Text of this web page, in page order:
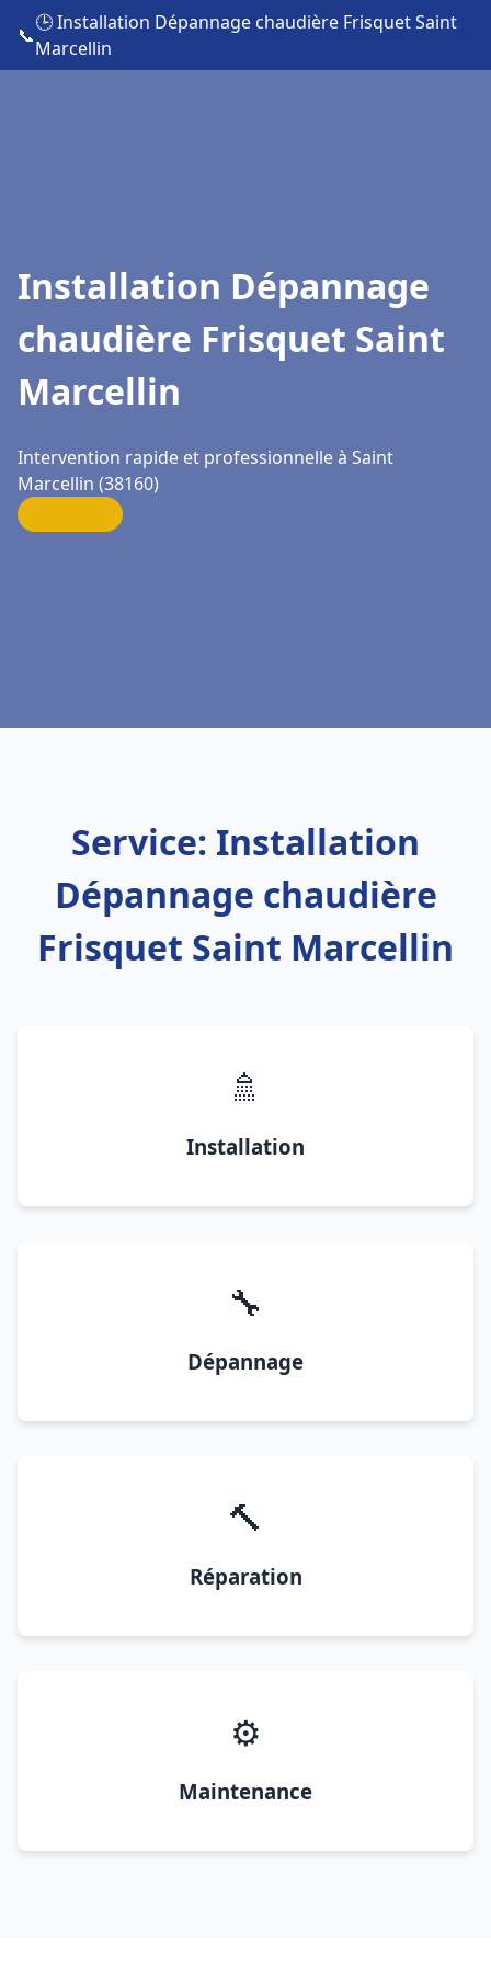
📞
🕒 Installation Dépannage chaudière Frisquet Saint
Marcellin
Installation Dépannage
chaudière Frisquet Saint
Marcellin
Intervention rapide et professionnelle à Saint
Marcellin (38160)
Service: Installation
Dépannage chaudière
Frisquet Saint Marcellin
🚿
Installation
🔧
Dépannage
🔨
Réparation
⚙️
Maintenance